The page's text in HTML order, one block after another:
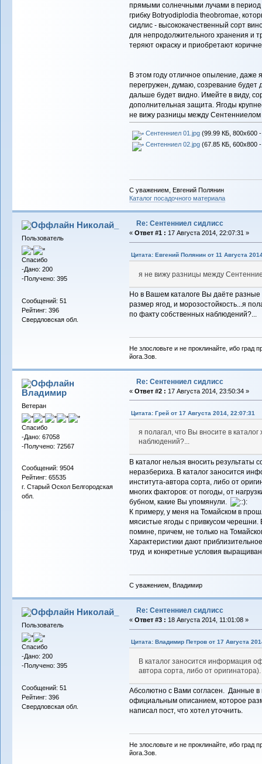
прямыми солнечными лучами в период
грибку Botryodiplodia theobromae,
сидлис - высококачественный сорт
для непродолжительного хранения и
теряют окраску и приобретают
В этом году отличное опыление, даже
перегружен, думаю, созревание будет
дальше будет видно. Имейте в виду,
дополнительная защита. Ягоды
не вижу разницы между Сентенниелом
Сентенниел 01.jpg(99.99 КБ, 800x600
Сентенниел 02.jpg(67.85 КБ, 600x800
С уважением, Евгений Полянин
Каталог посадочного материала
Николай_
Пользователь
Спасибо
-Дано: 200
-Получено: 395
Сообщений: 51
Рейтинг: 396
Свердловская обл.
Re: Сентенниел сидлисс
« Ответ #1 : 17 Августа 2014, 22:07:31 »
Цитата: Евгений Полянин от 11 Августа
я не вижу разницы между
Но в Вашем каталоге Вы даёте разные
размер ягод, и морозостойкость...я
по факту собственных наблюдений?...
Не злословьте и не проклинайте, ибо град
йога.Зов.
Владимиp
Ветеран
Спасибо
-Дано: 67058
-Получено: 72567
Сообщений: 9504
Рейтинг: 65535
г. Старый Оскол Белгородская
обл.
Re: Сентенниел сидлисс
« Ответ #2 : 17 Августа 2014, 23:50:34 »
Цитата: Грей от 17 Августа 2014, 22:07:31
я полагал, что Вы вносите в
наблюдений?...
В каталог нельзя вносить результаты
неразбериха. В каталог заносится
института-автора сорта, либо от
многих факторов: от погоды, от
бубном, какие Вы упомянули.
К примеру, у меня на Томайском в
мясистые ягоды с привкусом черешни.
помине, причем, не только на
Характеристики дают
труд и конкретные условия
С уважением, Владимир
Николай_
Пользователь
Спасибо
-Дано: 200
-Получено: 395
Сообщений: 51
Рейтинг: 396
Свердловская обл.
Re: Сентенниел сидлисс
« Ответ #3 : 18 Августа 2014, 11:01:08 »
Цитата: Владимир Петров от 17 Августа
В каталог заносится информация
автора сорта, либо от оригинатора).
Абсолютно с Вами согласен. Данные в
официальным описанием, которое
написал пост, что хотел уточнить.
Не злословьте и не проклинайте, ибо град
йога.Зов.